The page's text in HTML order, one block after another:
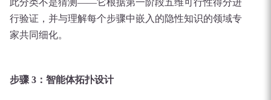
此分类不是猜测——它根据第一阶段五维可行性得分进
行验证，并与理解每个步骤中嵌入的隐性知识的领域专
家共同细化。
步骤 3：智能体拓扑设计